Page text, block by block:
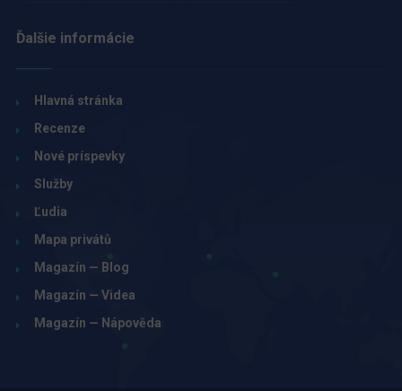
Ďalšie informácie
Hlavná stránka
Recenze
Nové príspevky
Služby
Ľudia
Mapa privátů
Magazín — Blog
Magazín — Videa
Magazín — Nápověda